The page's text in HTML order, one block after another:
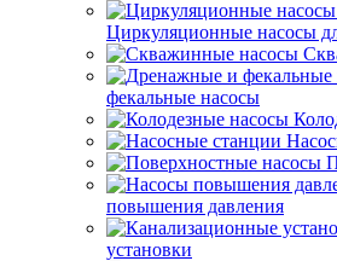
Циркуляционные насосы
фекальные насосы
повышения давления
установки